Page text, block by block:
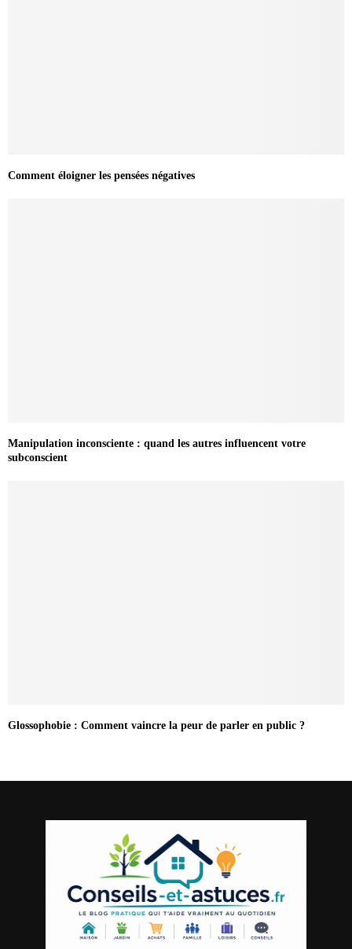
Comment éloigner les pensées négatives
Manipulation inconsciente : quand les autres influencent votre
subconscient
Glossophobie : Comment vaincre la peur de parler en public ?